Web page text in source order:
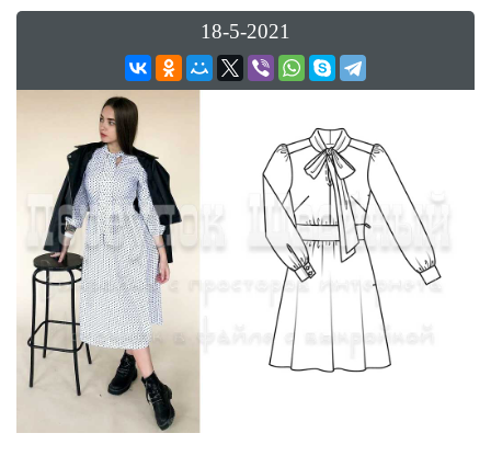
18-5-2021